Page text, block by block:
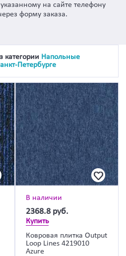
на сайте телефону
форму заказа.
категории Напольные
Петербурге
В наличии
2368.8 руб.
Купить
Ковровая плитка Output
Loop Lines 4219010
Azure